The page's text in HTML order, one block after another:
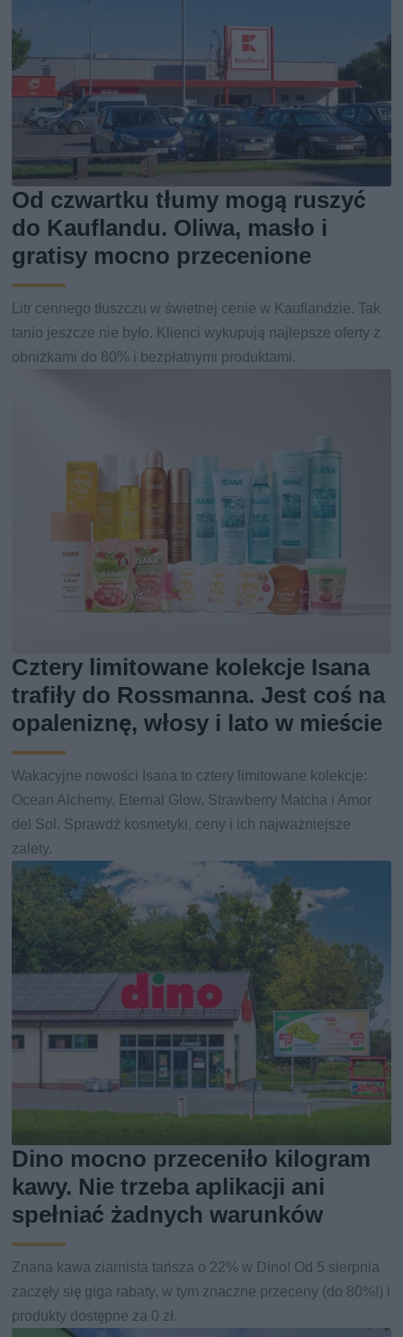
Od czwartku tłumy mogą ruszyć
do Kauflandu. Oliwa, masło i
gratisy mocno przecenione
Litr cennego tłuszczu w świetnej cenie w Kauflandzie. Tak
tanio jeszcze nie było. Klienci wykupują najlepsze oferty z
obniżkami do 80% i bezpłatnymi produktami.
Cztery limitowane kolekcje Isana
trafiły do Rossmanna. Jest coś na
opaleniznę, włosy i lato w mieście
Wakacyjne nowości Isana to cztery limitowane kolekcje:
Ocean Alchemy, Eternal Glow, Strawberry Matcha i Amor
del Sol. Sprawdź kosmetyki, ceny i ich najważniejsze
zalety.
Dino mocno przeceniło kilogram
kawy. Nie trzeba aplikacji ani
spełniać żadnych warunków
Znana kawa ziarnista tańsza o 22% w Dino! Od 5 sierpnia
zaczęły się giga rabaty, w tym znaczne przeceny (do 80%!) i
produkty dostępne za 0 zł.